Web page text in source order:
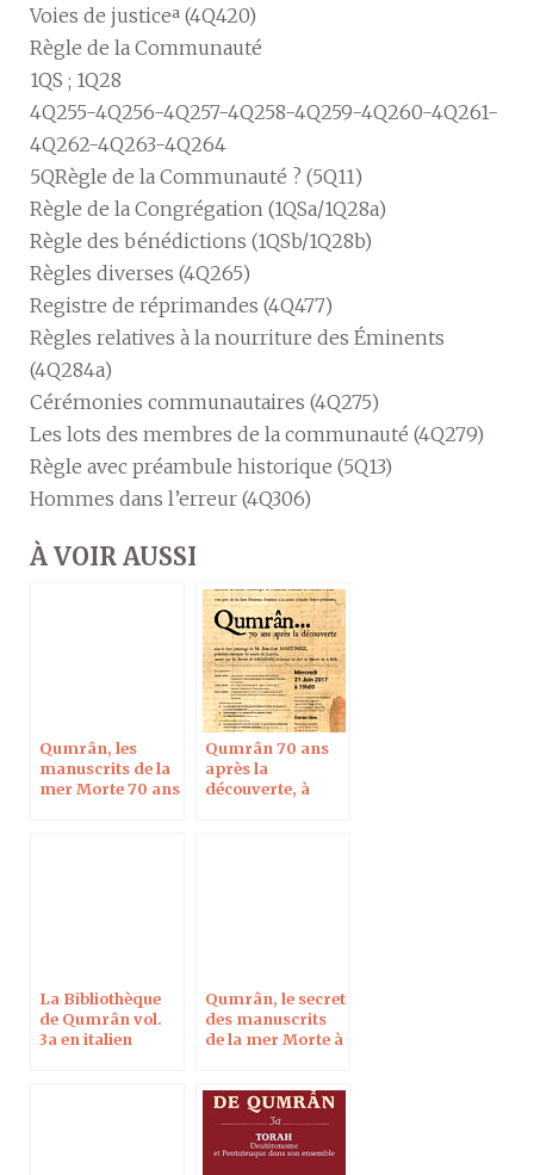
Voies de justiceᵃ (4Q420)
Règle de la Communauté
1QS ; 1Q28
4Q255-4Q256-4Q257-4Q258-4Q259-4Q260-4Q261-
4Q262-4Q263-4Q264
5QRègle de la Communauté ? (5Q11)
Règle de la Congrégation (1QSa/1Q28a)
Règle des bénédictions (1QSb/1Q28b)
Règles diverses (4Q265)
Registre de réprimandes (4Q477)
Règles relatives à la nourriture des Éminents
(4Q284a)
Cérémonies communautaires (4Q275)
Les lots des membres de la communauté (4Q279)
Règle avec préambule historique (5Q13)
Hommes dans l’erreur (4Q306)
À VOIR AUSSI
Qumrân, les
manuscrits de la
mer Morte 70 ans
Qumrân 70 ans
après la
découverte, à
La Bibliothèque
de Qumrân vol.
3a en italien
Qumrân, le secret
des manuscrits
de la mer Morte à